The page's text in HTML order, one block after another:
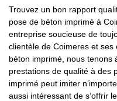
Trouvez un bon rapport
pose de béton imprimé à
entreprise soucieuse de
clientèle de Coimeres et
béton imprimé, nous tenons
prestations de qualité à des
imprimé peut imiter
aussi intéressant de s’offrir